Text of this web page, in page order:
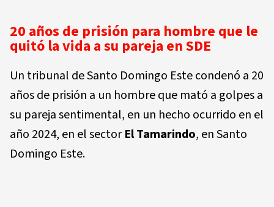
20 años de prisión para hombre que le
quitó la vida a su pareja en SDE
Un tribunal de Santo Domingo Este condenó a 20
años de prisión a un hombre que mató a golpes a
su pareja sentimental, en un hecho ocurrido en el
año 2024, en el sectorEl Tamarindo, en Santo
Domingo Este.